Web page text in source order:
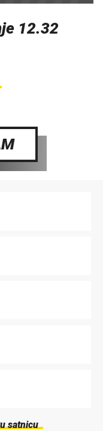
12.32
satnicu